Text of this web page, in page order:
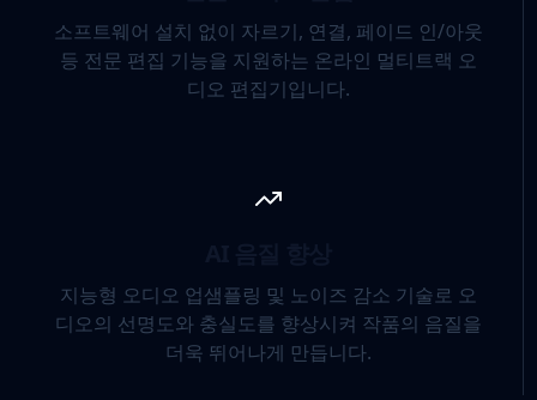
소프트웨어 설치 없이 자르기, 연결, 페이드 인/아웃
등 전문 편집 기능을 지원하는 온라인 멀티트랙 오
디오 편집기입니다.
지능형 오디오 업샘플링 및 노이즈 감소 기술로 오
디오의 선명도와 충실도를 향상시켜 작품의 음질을
더욱 뛰어나게 만듭니다.